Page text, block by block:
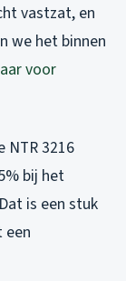
vastzat, en
we het binnen
voor
NTR 3216
bij het
is een stuk
een